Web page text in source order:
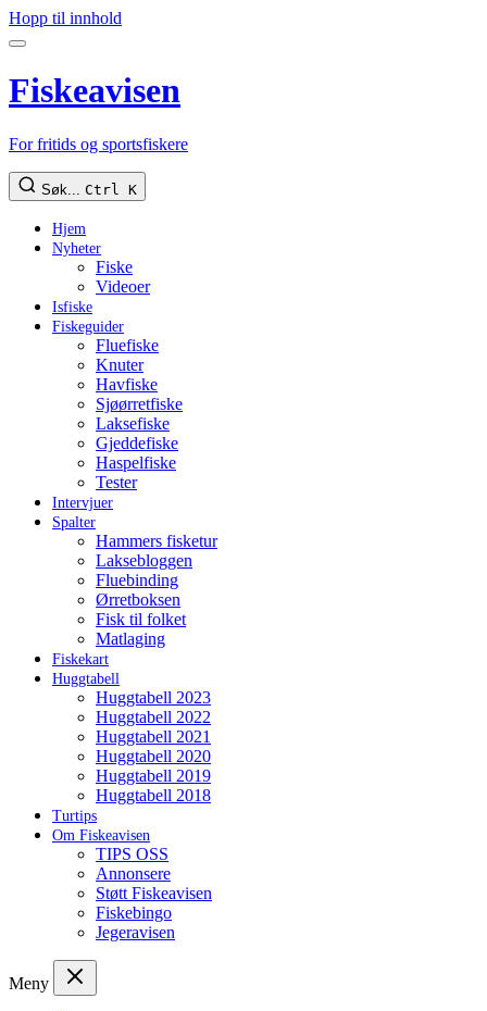
Hopp til innhold
Fiskeavisen
For fritids og sportsfiskere
Søk... Ctrl K
Hjem
Nyheter
Fiske
Videoer
Isfiske
Fiskeguider
Fluefiske
Knuter
Havfiske
Sjøørretfiske
Laksefiske
Gjeddefiske
Haspelfiske
Tester
Intervjuer
Spalter
Hammers fisketur
Laksebloggen
Fluebinding
Ørretboksen
Fisk til folket
Matlaging
Fiskekart
Huggtabell
Huggtabell 2023
Huggtabell 2022
Huggtabell 2021
Huggtabell 2020
Huggtabell 2019
Huggtabell 2018
Turtips
Om Fiskeavisen
TIPS OSS
Annonsere
Støtt Fiskeavisen
Fiskebingo
Jegeravisen
Meny